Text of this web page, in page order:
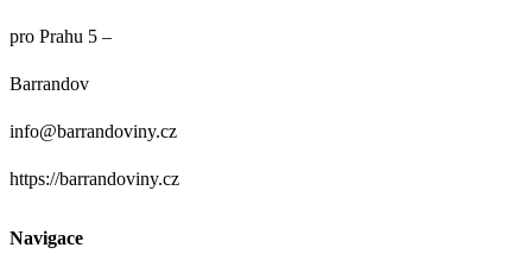
pro Prahu 5 –
Barrandov
info@barrandoviny.cz
https://barrandoviny.cz
Navigace